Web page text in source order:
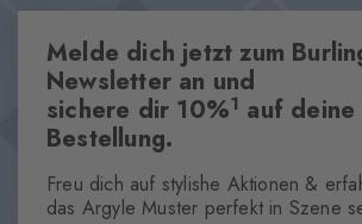
Eigenschaften
Geschlecht
Muster
Argyle
Melde dich jetzt zum
Newsletter an und
sichere dir 10%1 auf deine
Bestellung.
Freu dich auf stylishe Aktionen &
das Argyle Muster perfekt in Szene